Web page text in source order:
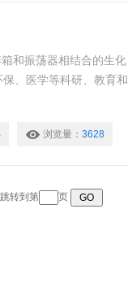
和振荡器相结合的生化
、医学等科研、教育和
浏览量： 3628
转到第 页